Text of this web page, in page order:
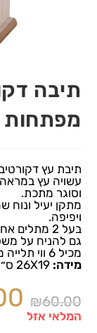
תיבה
מפתחות
תיבת עץ
עשויה עץ
וסוגר מתכת.
מתקן יעיל ונוח
ויפיפה.
בעל 2
גם להניח על
מכיל 6 ווי תלייה מוזהבים.
מידה:26X19 ס״מ.
₪60.00
המלאי אזל